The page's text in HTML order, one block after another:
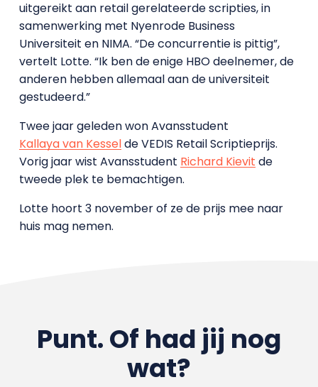
uitgereikt aan retail gerelateerde scripties, in
samenwerking met Nyenrode Business
Universiteit en NIMA. “De concurrentie is pittig”,
vertelt Lotte. “Ik ben de enige HBO deelnemer, de
anderen hebben allemaal aan de universiteit
gestudeerd.”
Twee jaar geleden won Avansstudent
Kallaya van Kesselde VEDIS Retail Scriptieprijs.
Vorig jaar wist Avansstudent Richard Kievit de
tweede plek te bemachtigen.
Lotte hoort 3 november of ze de prijs mee naar
huis mag nemen.
Punt. Of had jij nog
wat?